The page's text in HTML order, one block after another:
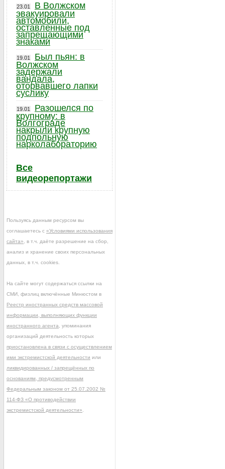
23.01
В Волжском
эвакуировали
автомобили,
оставленные под
запрещающими
знаками
19.01
Был пьян: в
Волжском
задержали
вандала,
оторвавшего лапки
суслику
19.01
Разошелся по
крупному: в
Волгограде
накрыли крупную
подпольную
нарколабораторию
Все
видеорепортажи
Пользуясь данным ресурсом вы
соглашаетесь с «Условиями использования
сайта» , в т.ч. даёте разрешение на сбор,
анализ и хранение своих персональных
данных, в т.ч. cookies.
На сайте могут содержаться ссылки на
СМИ, физлиц включённые Минюстом в
Реестр иностранных средств массовой
информации, выполняющих функции
иностранного агента , упоминания
организаций деятельность которых
приостановлена в связи с осуществлением
ими экстремистской деятельности или
ликвидированных / запрещённых по
основаниям, предусмотренным
Федеральным законом от 25.07.2002 №
114-ФЗ «О противодействии
экстремистской деятельности»